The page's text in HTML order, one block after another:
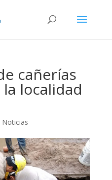
cañerías
localidad
Noticias